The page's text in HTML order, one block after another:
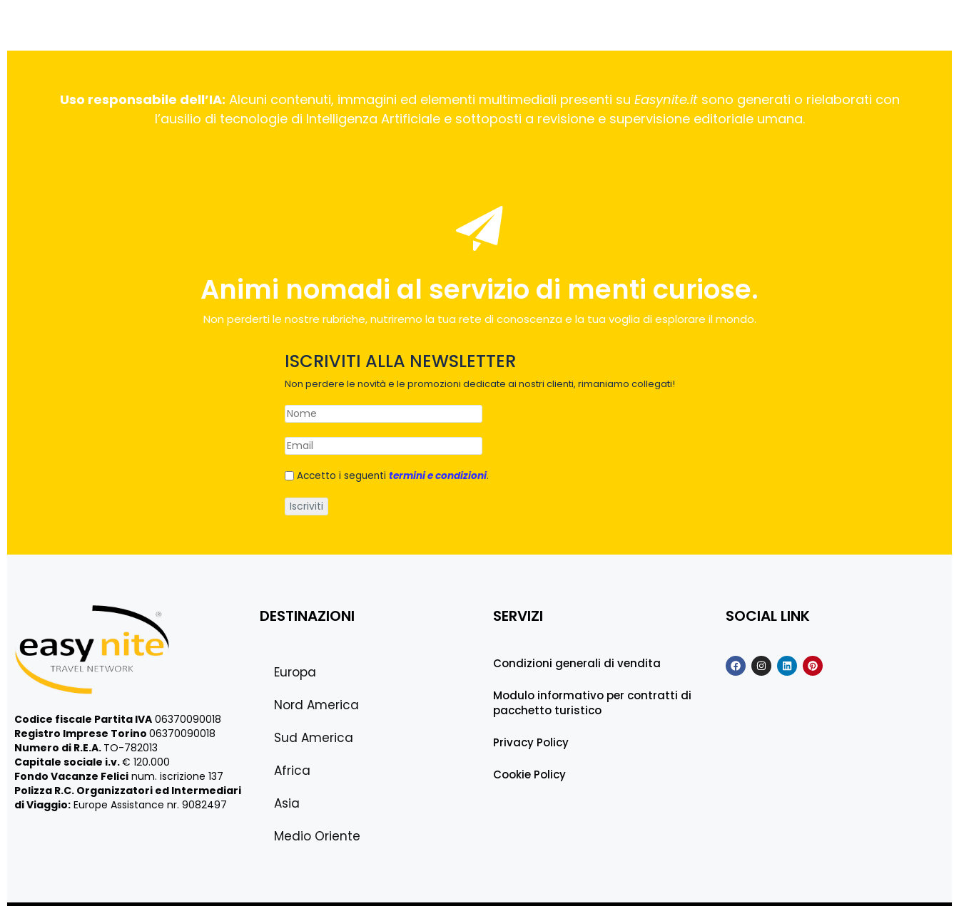
Uso responsabile dell’IA: Alcuni contenuti, immagini ed elementi multimediali presenti su Easynite.itsono generati o rielaborati con
l’ausilio di tecnologie di Intelligenza Artificiale e sottoposti a revisione e supervisione editoriale umana.
Animi nomadi al servizio di menti curiose.
Non perderti le nostre rubriche, nutriremo la tua rete di conoscenza e la tua voglia di esplorare il mondo.
ISCRIVITI ALLA NEWSLETTER
Non perdere le novità e le promozioni dedicate ai nostri clienti, rimaniamo collegati!
Accetto i seguenti termini e condizioni.
Codice fiscale Partita IVA 06370090018
Registro Imprese Torino 06370090018
Numero di R.E.A. TO-782013
Capitale sociale i.v.€ 120.000
Fondo Vacanze Felici num. iscrizione 137
Polizza R.C. Organizzatori ed Intermediari
di Viaggio: Europe Assistance nr. 9082497
DESTINAZIONI
Europa
Nord America
Sud America
Africa
Asia
Medio Oriente
SERVIZI
Condizioni generali di vendita
Modulo informativo per contratti di
pacchetto turistico
Privacy Policy
Cookie Policy
SOCIAL LINK